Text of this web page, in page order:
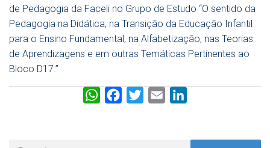
de Pedagogia da Faceli no Grupo de Estudo “O sentido da
Pedagogia na Didática, na Transição da Educação Infantil
para o Ensino Fundamental, na Alfabetização, nas Teorias
de Aprendizagens e em outras Temáticas Pertinentes ao
Bloco D17.”
W